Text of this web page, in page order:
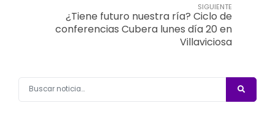
SIGUIENTE
¿Tiene futuro nuestra ría? Ciclo de
conferencias Cubera lunes día 20 en
Villaviciosa